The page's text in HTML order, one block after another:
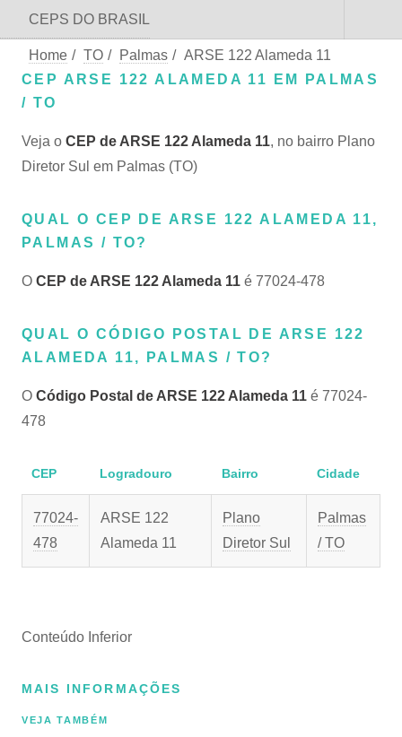
CEPS DO BRASIL
Home / TO / Palmas / ARSE 122 Alameda 11
CEP ARSE 122 ALAMEDA 11 EM PALMAS
/ TO
Veja o CEP de ARSE 122 Alameda 11, no bairro Plano
Diretor Sul em Palmas (TO)
QUAL O CEP DE ARSE 122 ALAMEDA 11,
PALMAS / TO?
O CEP de ARSE 122 Alameda 11 é 77024-478
QUAL O CÓDIGO POSTAL DE ARSE 122
ALAMEDA 11, PALMAS / TO?
O Código Postal de ARSE 122 Alameda 11 é 77024-
478
CEP Logradouro Bairro Cidade
77024-
478
ARSE 122
Alameda 11
Plano
Diretor Sul
Palmas
/ TO
Conteúdo Inferior
MAIS INFORMAÇÕES
VEJA TAMBÉM